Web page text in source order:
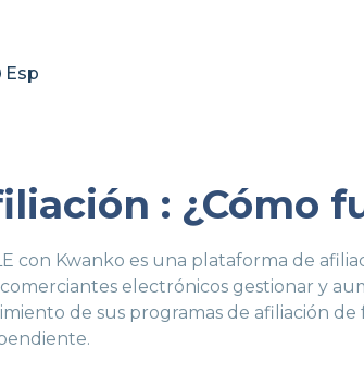
Esp
: ¿Cómo
con Kwanko es una plataforma de
comerciantes electrónicos gestionar y
de sus programas de afiliación de